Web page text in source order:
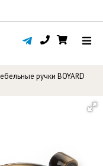
ручки BOYARD